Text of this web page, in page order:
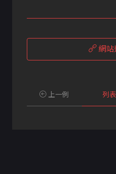
網站
上一例 列表